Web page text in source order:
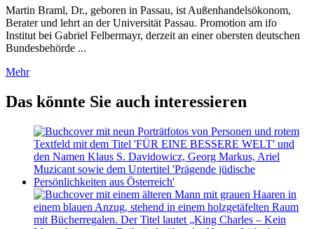
Martin Braml, Dr., geboren in Passau, ist Außenhandelsökonom,
Berater und lehrt an der Universität Passau. Promotion am ifo
Institut bei Gabriel Felbermayr, derzeit an einer obersten deutschen
Bundesbehörde ...
Mehr
Das könnte Sie auch interessieren